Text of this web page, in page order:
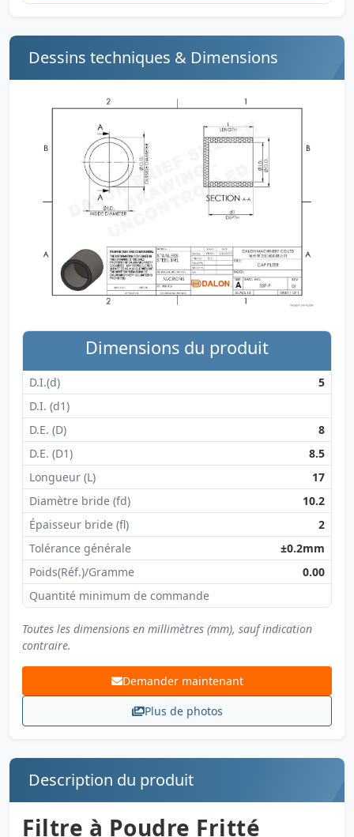
Dessins techniques & Dimensions
Dimensions du produit
D.I.(d)
5
D.I. (d1)
D.E. (D)
8
D.E. (D1)
8.5
Longueur (L)
17
Diamètre bride (fd)
10.2
Épaisseur bride (fl)
2
Tolérance générale
±0.2mm
Poids(Réf.)/Gramme
0.00
Quantité minimum de commande
Toutes les dimensions en millimètres (mm), sauf indication
contraire.
Demander maintenant
Plus de photos
Description du produit
Filtre à Poudre Fritté